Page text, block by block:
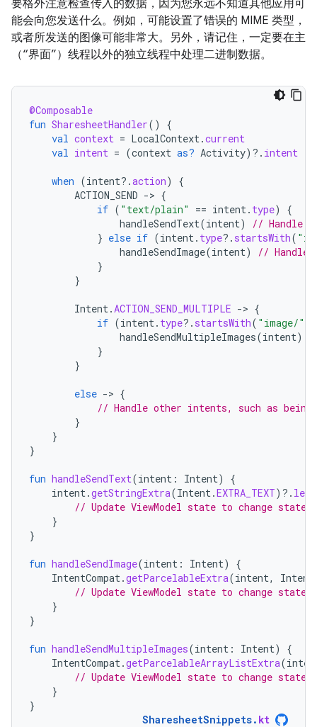
要格外注意检查传入的数据，因为您永远不知道其他应用可
能会向您发送什么。例如，可能设置了错误的 MIME 类型，
或者所发送的图像可能非常大。另外，请记住，一定要在主
（“界面”）线程以外的独立线程中处理二进制数据。
@Composable
fun SharesheetHandler()
{
val context = LocalContext.current
val intent = (context as? Activity) ?. intent
when (intent?.action)
{
ACTION_SEND -> {
if ( "text/plain" == intent. type)
{
handleSendText(intent)
// Handle
} else if (intent. type?. startsWith(
handleSendImage(intent)
// Handle
}
}
Intent.ACTION_SEND_MULTIPLE -> {
if (intent. type?. startsWith( "image/"
handleSendMultipleImages(intent)
}
}
else -> {
// Handle other intents, such as being
}
}
}
fun handleSendText(intent : Intent)
{
intent.getStringExtra(Intent.EXTRA_TEXT) ?. let
// Update ViewModel state to change state
}
}
fun handleSendImage(intent : Intent)
{
IntentCompat.getParcelableExtra(intent, Intent
// Update ViewModel state to change state
}
}
fun handleSendMultipleImages(intent : Intent)
{
IntentCompat.getParcelableArrayListExtra(
// Update ViewModel state to change state
}
}
SharesheetSnippets. kt